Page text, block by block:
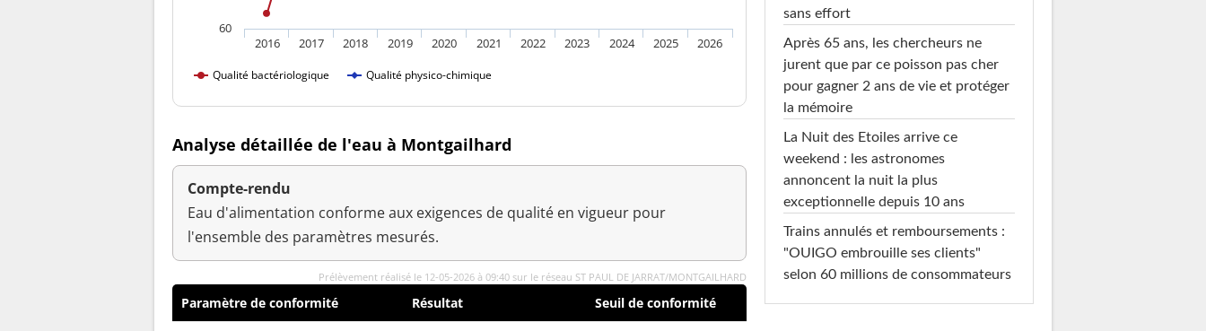
Qualité bactériologique Qualité physico-chimique
2016 2017 2018 2019 2020 2021 2022 2023 2024 2025 2026
60
Analyse détaillée de l'eau à Montgailhard
Compte-rendu
Eau d'alimentation conforme aux exigences de qualité en vigueur pour
l'ensemble des paramètres mesurés.
Prélèvement réalisé le 12-05-2026 à 09:40 sur le réseau ST PAUL DE JARRAT/MONTGAILHARD
Paramètre de conformité Résultat Seuil de conformité
sans effort
Après 65 ans, les chercheurs ne
jurent que par ce poisson pas cher
pour gagner 2 ans de vie et protéger
la mémoire
La Nuit des Etoiles arrive ce
weekend : les astronomes
annoncent la nuit la plus
exceptionnelle depuis 10 ans
Trains annulés et remboursements :
"OUIGO embrouille ses clients"
selon 60 millions de consommateurs